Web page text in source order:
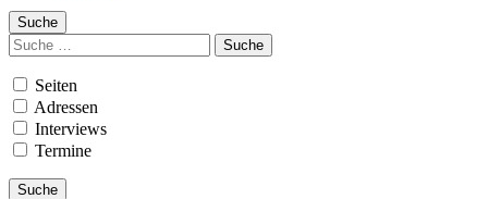
Suche
Suchen
nach:
Seiten
Adressen
Interviews
Termine